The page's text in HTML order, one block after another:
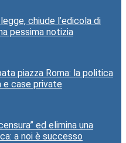
chiude l’edicola di
pessima notizia
piazza Roma: la politica
e case private
ed elimina una
a noi è successo